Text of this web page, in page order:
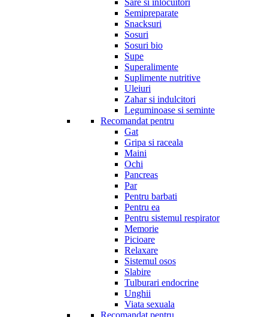
Sare si inlocuitori
Semipreparate
Snacksuri
Sosuri
Sosuri bio
Supe
Superalimente
Suplimente nutritive
Uleiuri
Zahar si indulcitori
Leguminoase si seminte
Recomandat pentru
Gat
Gripa si raceala
Maini
Ochi
Pancreas
Par
Pentru barbati
Pentru ea
Pentru sistemul respirator
Memorie
Picioare
Relaxare
Sistemul osos
Slabire
Tulburari endocrine
Unghii
Viata sexuala
Recomandat pentru